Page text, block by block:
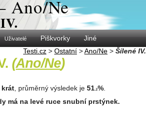
Ano/Ne
Uživatelé Piškvorky
Jiné
Testi.cz > Ostatní >Ano/Ne > Šílené IV.
(Ano/Ne)
krát , průměrný výsledek je 51 .2%
má na levé ruce snubní prstýnek.